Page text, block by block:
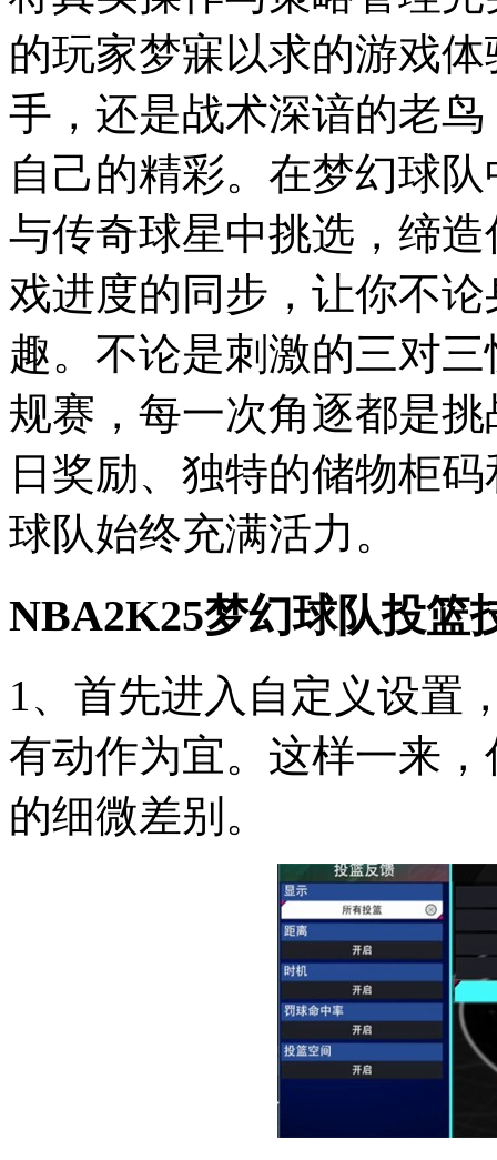
的玩家梦寐以求的游戏
手，还是战术深谙的老
自己的精彩。在梦幻球
与传奇球星中挑选，缔
戏进度的同步，让你不
趣。不论是刺激的三对
规赛，每一次角逐都是
日奖励、独特的储物柜
球队始终充满活力。
NBA2K25梦幻球队投篮
1、首先进入自定义设置
有动作为宜。这样一来
的细微差别。